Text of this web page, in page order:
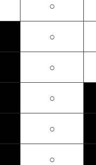
○
○
○
○
○
○